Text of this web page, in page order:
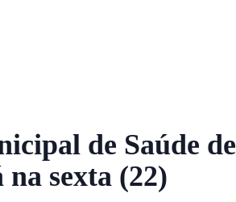
de Saúde de
sexta (22)